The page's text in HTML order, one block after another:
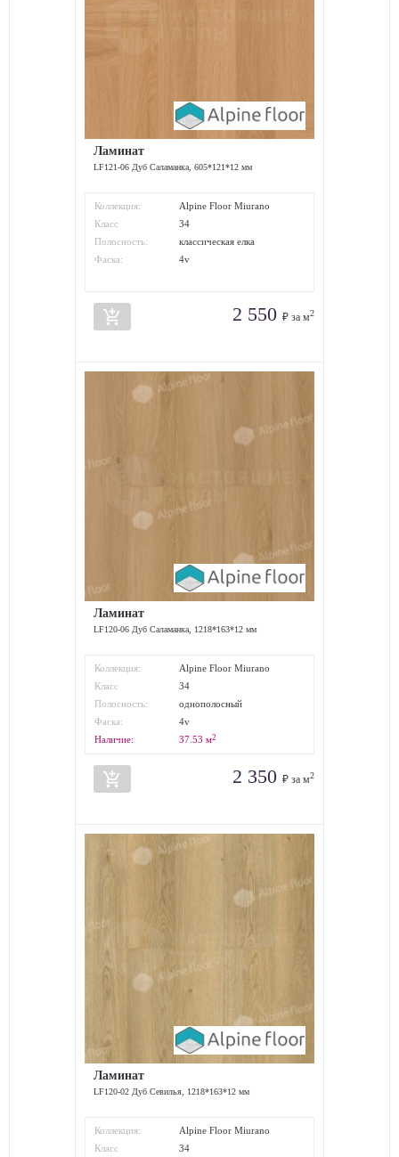
Ламинат
LF121-06 Дуб Саламанка, 605*121*12 мм
Коллекция:
Alpine Floor Miurano
Herringbone
Класс
износостойкости:
34
Полосность:
классическая елка
Фаска:
4v
add_shopping_cart 2 550 ₽ за м2
Ламинат
LF120-06 Дуб Саламанка, 1218*163*12 мм
Коллекция:
Alpine Floor Miurano
Класс
износостойкости:
34
Полосность:
однополосный
Фаска:
4v
Наличие:
37.53 м2
add_shopping_cart 2 350 ₽ за м2
Ламинат
LF120-02 Дуб Севилья, 1218*163*12 мм
Коллекция:
Alpine Floor Miurano
Класс
34